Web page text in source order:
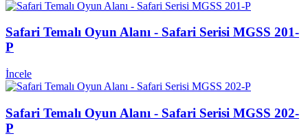
Safari Temalı Oyun Alanı - Safari Serisi MGSS 201-
P
İncele
Safari Temalı Oyun Alanı - Safari Serisi MGSS 202-
P